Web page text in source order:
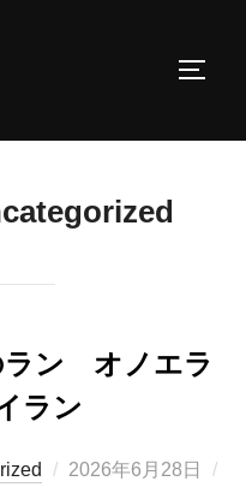
ラン オノエラ
ラン
投
2026年6月28日